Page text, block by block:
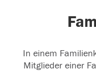
In einem
Mitglieder einer